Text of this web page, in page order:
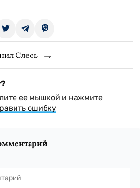
Слесь
ее мышкой и нажмите
ошибку